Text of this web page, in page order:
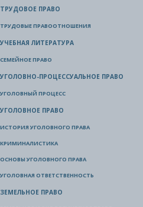
ТРУДОВОЕ ПРАВО
ТРУДОВЫЕ ПРАВООТНОШЕНИЯ
УЧЕБНАЯ ЛИТЕРАТУРА
СЕМЕЙНОЕ ПРАВО
УГОЛОВНО-ПРОЦЕССУАЛЬНОЕ ПРАВО
УГОЛОВНЫЙ ПРОЦЕСС
УГОЛОВНОЕ ПРАВО
ИСТОРИЯ УГОЛОВНОГО ПРАВА
КРИМИНАЛИСТИКА
ОСНОВЫ УГОЛОВНОГО ПРАВА
УГОЛОВНАЯ ОТВЕТСТВЕННОСТЬ
ЗЕМЕЛЬНОЕ ПРАВО